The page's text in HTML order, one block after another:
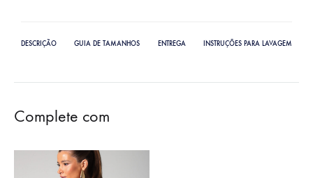
DESCRIÇÃO GUIA DE TAMANHOS ENTREGA INSTRUÇÕES PARA LAVAGEM
Complete com